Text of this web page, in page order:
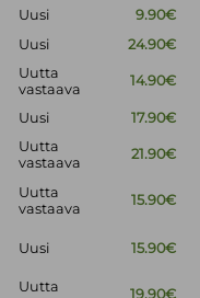
Uusi
9.90€
Uusi 24.90€
Uutta
vastaava
14.90€
Uusi 17.90€
Uutta
vastaava
21.90€
Uutta
vastaava
15.90€
Uusi 15.90€
Uutta
19.90€